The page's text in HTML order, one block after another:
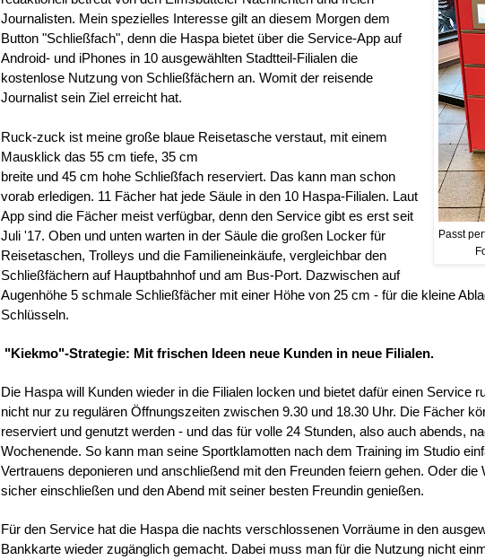
Passt
Journalisten. Mein spezielles Interesse gilt an diesem Morgen dem
Button "Schließfach", denn die Haspa bietet über die Service-App auf
Android- und iPhones in 10 ausgewählten Stadtteil-Filialen die
kostenlose Nutzung von Schließfächern an. Womit der reisende
Journalist sein Ziel erreicht hat.
Ruck-zuck ist meine große blaue Reisetasche verstaut, mit einem
Mausklick das 55 cm tiefe, 35 cm
breite und 45 cm hohe Schließfach reserviert. Das kann man schon
vorab erledigen. 11 Fächer hat jede Säule in den 10 Haspa-Filialen. Laut
App sind die Fächer meist verfügbar, denn den Service gibt es erst seit
Juli '17. Oben und unten warten in der Säule die großen Locker für
Reisetaschen, Trolleys und die Familieneinkäufe, vergleichbar den
Schließfächern auf Hauptbahnhof und am Bus-Port. Dazwischen auf
Augenhöhe 5 schmale Schließfächer mit einer Höhe von 25 cm - für die kleine
Schlüsseln.
"Kiekmo"-Strategie: Mit frischen Ideen neue Kunden in neue Filialen.
Die Haspa will Kunden wieder in die Filialen locken und bietet dafür einen Service
nicht nur zu regulären Öffnungszeiten zwischen 9.30 und 18.30 Uhr. Die Fächer
reserviert und genutzt werden - und das für volle 24 Stunden, also auch abends,
Wochenende. So kann man seine Sportklamotten nach dem Training im Studio
Vertrauens deponieren und anschließend mit den Freunden feiern gehen. Oder die
sicher einschließen und den Abend mit seiner besten Freundin genießen.
Für den Service hat die Haspa die nachts verschlossenen Vorräume in den
Bankkarte wieder zugänglich gemacht. Dabei muss man für die Nutzung nicht